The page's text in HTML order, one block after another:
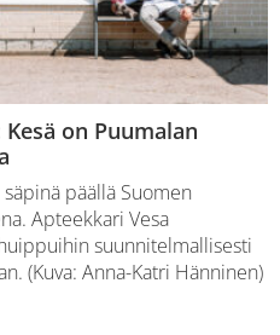
on Puumalan
päällä Suomen
Apteekkari Vesa
suunnitelmallisesti
(Kuva: Anna-Katri Hänninen)